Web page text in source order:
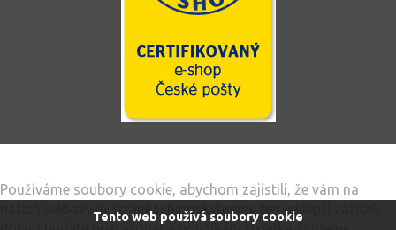
Tento web používá soubory cookie
Používáme soubory cookie, abychom zajistili, že vám na
našich webových stránkách poskytneme ten nejlepší zážitek.